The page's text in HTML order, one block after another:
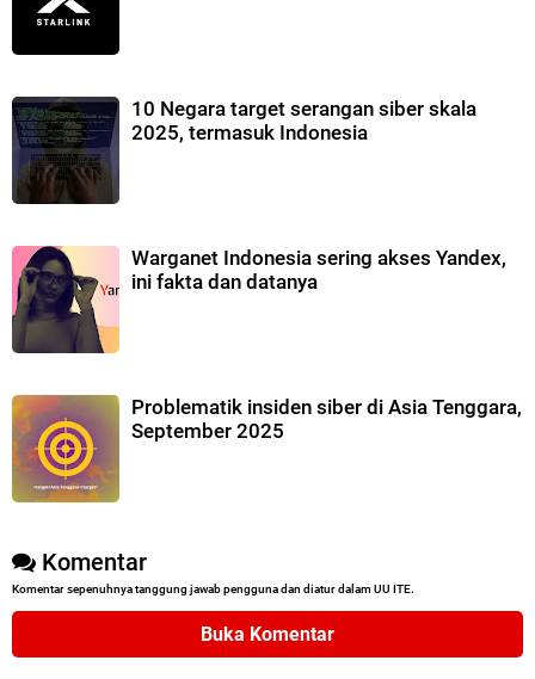
10 Negara target serangan siber skala
2025, termasuk Indonesia
Warganet Indonesia sering akses Yandex,
ini fakta dan datanya
Problematik insiden siber di Asia Tenggara,
September 2025
Komentar
Komentar sepenuhnya tanggung jawab pengguna dan diatur dalam UU ITE.
Buka Komentar